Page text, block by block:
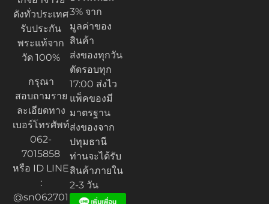
ดังทั่วประเทศ
รับประกัน
พระแท้จาก
วัด 100%
กรุณา
สอบถามราย
ละเอียดทาง
เบอร์โทรศัพท์
062-
7015858
หรือ ID LINE
:
@sn062701
3% จาก
มูลค่าของ
สินค้า
ส่งของทุกวัน
ตัดรอบทุก
17:00 ส่งไว
แพ็คของมี
มาตรฐาน
ส่งของจาก
ปทุมธานี
ท่านจะได้รับ
สินค้าภายใน
2-3 วัน